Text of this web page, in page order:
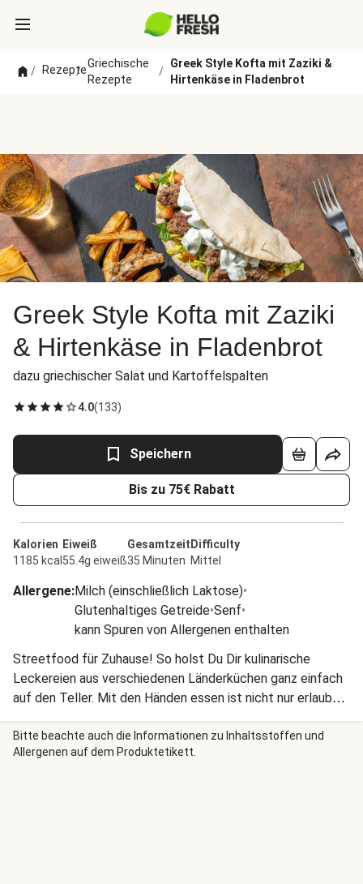
/ Rezepte
/
Griechische
Rezepte
/
Greek Style Kofta mit Zaziki &
Hirtenkäse in Fladenbrot
Greek Style Kofta mit Zaziki
& Hirtenkäse in Fladenbrot
dazu griechischer Salat und Kartoffelspalten
4.0(133)
Speichern
Bis zu 75€ Rabatt
Kalorien
1185 kcal
Eiweiß
55.4g eiweiß
Gesamtzeit
35 Minuten
Difficulty
Mittel
Allergene:Milch (einschließlich Laktose)•
Glutenhaltiges Getreide•Senf•
kann Spuren von Allergenen enthalten
Streetfood für Zuhause! So holst Du Dir kulinarische
Leckereien aus verschiedenen Länderküchen ganz einfach
auf den Teller. Mit den Händen essen ist nicht nur erlaubt,
sondern definitiv erwünscht.
Bitte beachte auch die Informationen zu Inhaltsstoffen und
Allergenen auf dem Produktetikett.